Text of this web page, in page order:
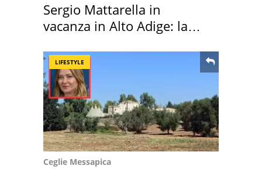
Sergio Mattarella in
vacanza in Alto Adige: la
LIFESTYLE
Ceglie Messapica